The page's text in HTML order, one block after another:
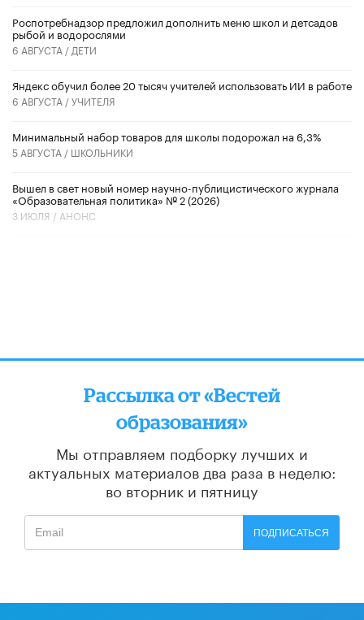
Роспотребнадзор предложил дополнить меню школ и детсадов
рыбой и водорослями
6 АВГУСТА / ДЕТИ
​Яндекс обучил более 20 тысяч учителей использовать ИИ в работе
6 АВГУСТА /УЧИТЕЛЯ
Минимальный набор товаров для школы подорожал на 6,3%
5 АВГУСТА / ШКОЛЬНИКИ
Вышел в свет новый номер научно-публицистического журнала
«Образовательная политика» № 2 (2026)
3 ИЮЛЯ / АНОНС
Рассылка от «Вестей
образования»
Мы отправляем подборку лучших и
актуальных материалов два раза в неделю:
во вторник и пятницу
ПОДПИСАТЬСЯ